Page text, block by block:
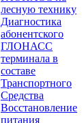
лесную технику
Диагностика
абонентского
ГЛОНАСС
терминала в
составе
Транспортного
Средства
Восстановление
питания